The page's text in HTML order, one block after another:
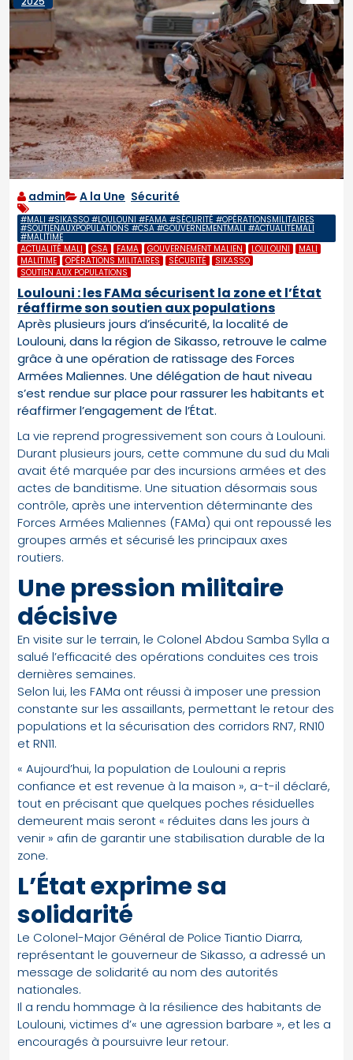
admin A la Une Sécurité
#MALI #SIKASSO #LOULOUNI #FAMA #SÉCURITÉ #OPÉRATIONSMILITAIRES
#SOUTIENAUXPOPULATIONS #CSA #GOUVERNEMENTMALI #ACTUALITÉMALI
#MALITIME
ACTUALITÉ MALI
CSA FAMA GOUVERNEMENT MALIEN LOULOUNI
MALI
MALITIME
OPÉRATIONS MILITAIRES SÉCURITÉ
SIKASSO
SOUTIEN AUX POPULATIONS
Loulouni : les FAMa sécurisent la zone et l’État
réaffirme son soutien aux populations
Après plusieurs jours d’insécurité, la localité de
Loulouni, dans la région de Sikasso, retrouve le calme
grâce à une opération de ratissage des Forces
Armées Maliennes. Une délégation de haut niveau
s’est rendue sur place pour rassurer les habitants et
réaffirmer l’engagement de l’État.
La vie reprend progressivement son cours à Loulouni.
Durant plusieurs jours, cette commune du sud du Mali
avait été marquée par des incursions armées et des
actes de banditisme. Une situation désormais sous
contrôle, après une intervention déterminante des
Forces Armées Maliennes (FAMa) qui ont repoussé les
groupes armés et sécurisé les principaux axes
routiers.
Une pression militaire
décisive
En visite sur le terrain, le Colonel Abdou Samba Sylla a
salué l’efficacité des opérations conduites ces trois
dernières semaines.
Selon lui, les FAMa ont réussi à imposer une pression
constante sur les assaillants, permettant le retour des
populations et la sécurisation des corridors RN7, RN10
et RN11.
« Aujourd’hui, la population de Loulouni a repris
confiance et est revenue à la maison », a-t-il déclaré,
tout en précisant que quelques poches résiduelles
demeurent mais seront « réduites dans les jours à
venir » afin de garantir une stabilisation durable de la
zone.
L’État exprime sa
solidarité
Le Colonel-Major Général de Police Tiantio Diarra,
représentant le gouverneur de Sikasso, a adressé un
message de solidarité au nom des autorités
nationales.
Il a rendu hommage à la résilience des habitants de
Loulouni, victimes d’« une agression barbare », et les a
encouragés à poursuivre leur retour.